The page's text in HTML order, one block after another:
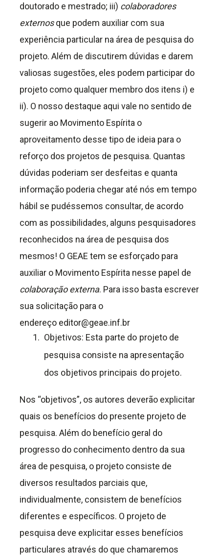
doutorado e mestrado; iii) colaboradores
externosque podem auxiliar com sua
experiência particular na área de pesquisa do
projeto. Além de discutirem dúvidas e darem
valiosas sugestões, eles podem participar do
projeto como qualquer membro dos itens i) e
ii). O nosso destaque aqui vale no sentido de
sugerir ao Movimento Espírita o
aproveitamento desse tipo de ideia para o
reforço dos projetos de pesquisa. Quantas
dúvidas poderiam ser desfeitas e quanta
informação poderia chegar até nós em tempo
hábil se pudéssemos consultar, de acordo
com as possibilidades, alguns pesquisadores
reconhecidos na área de pesquisa dos
mesmos! O GEAE tem se esforçado para
auxiliar o Movimento Espírita nesse papel de
colaboração externa. Para isso basta escrever
sua solicitação para o
endereço editor@geae.inf.br
Objetivos: Esta parte do projeto de
pesquisa consiste na apresentação
dos objetivos principais do projeto.
Nos “objetivos”, os autores deverão explicitar
quais os benefícios do presente projeto de
pesquisa. Além do benefício geral do
progresso do conhecimento dentro da sua
área de pesquisa, o projeto consiste de
diversos resultados parciais que,
individualmente, consistem de benefícios
diferentes e específicos. O projeto de
pesquisa deve explicitar esses benefícios
particulares através do que chamaremos